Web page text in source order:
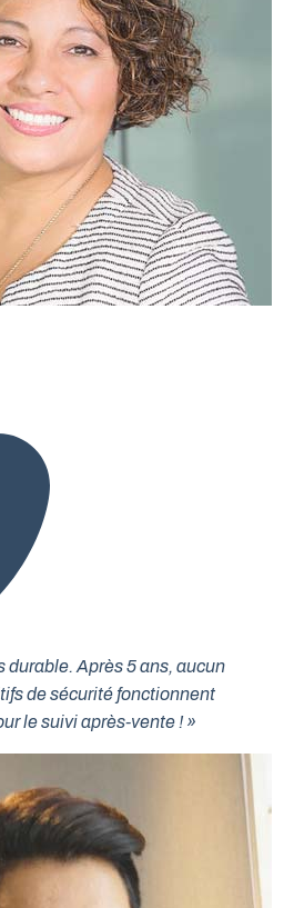
durable. Après 5 ans, aucun
de sécurité fonctionnent
le suivi après-vente ! »